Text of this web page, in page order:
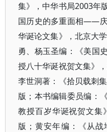
集》，中华书局2003年
国历史的多重面相——
华诞论文集》，北京大
勇、杨玉圣编：《美
授八十华诞祝贺文集》
李世洞著：《拾贝载刺
版；本书编辑委员编
教授百岁华诞祝贺文集
版；黄安年编：《从